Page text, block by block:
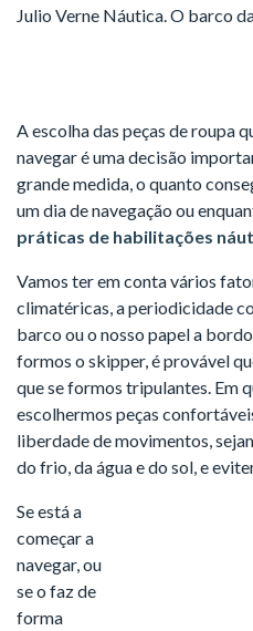
Julio Verne Náutica. O barco
A escolha das peças de roupa
navegar é uma decisão
grande medida, o quanto
um dia de navegação ou
práticas de habilitações
Vamos ter em conta vários
climatéricas, a periodicidade
barco ou o nosso papel a
formos o skipper, é provável
que se formos tripulantes. Em
escolhermos peças
liberdade de movimentos,
do frio, da água e do sol, e
Se está a
começar a
navegar, ou
se o faz de
forma